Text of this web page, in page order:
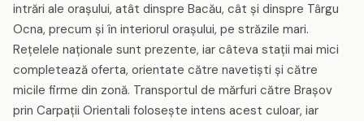
intrări ale orașului, atât dinspre Bacău, cât și dinspre Târgu
Ocna, precum și în interiorul orașului, pe străzile mari.
Rețelele naționale sunt prezente, iar câteva stații mai mici
completează oferta, orientate către navetiști și către
micile firme din zonă. Transportul de mărfuri către Brașov
prin Carpații Orientali folosește intens acest culoar, iar